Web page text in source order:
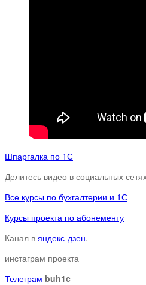
Шпаргалка по 1С
Делитесь видео в социальных
Все курсы по бухгалтерии и 1С
Курсы проекта по абонементу
Канал в яндекс-дзен.
инстаграм проекта
Телеграм buh1c